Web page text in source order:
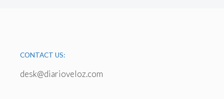
CONTACT US:
desk@diarioveloz.com